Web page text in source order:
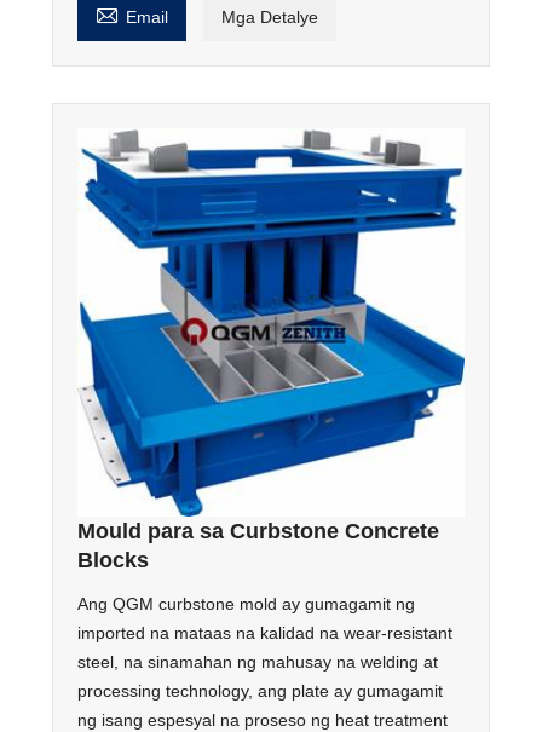
 Email Mga Detalye
Mould para sa Curbstone Concrete
Blocks
Ang QGM curbstone mold ay gumagamit ng
imported na mataas na kalidad na wear-resistant
steel, na sinamahan ng mahusay na welding at
processing technology, ang plate ay gumagamit
ng isang espesyal na proseso ng heat treatment